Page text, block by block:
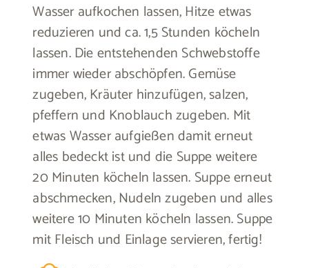
Wasser aufkochen lassen, Hitze etwas
reduzieren und ca. 1,5 Stunden köcheln
lassen. Die entstehenden Schwebstoffe
immer wieder abschöpfen. Gemüse
zugeben, Kräuter hinzufügen, salzen,
pfeffern und Knoblauch zugeben. Mit
etwas Wasser aufgießen damit erneut
alles bedeckt ist und die Suppe weitere
20 Minuten köcheln lassen. Suppe erneut
abschmecken, Nudeln zugeben und alles
weitere 10 Minuten köcheln lassen. Suppe
mit Fleisch und Einlage servieren, fertig!